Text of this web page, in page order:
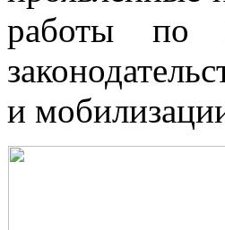
работы по
и